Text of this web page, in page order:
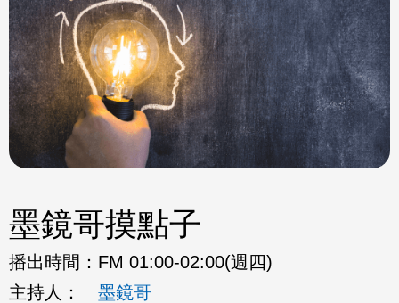
墨鏡哥摸點子
播出時間： FM 01:00-02:00(週四)
主持人：
墨鏡哥